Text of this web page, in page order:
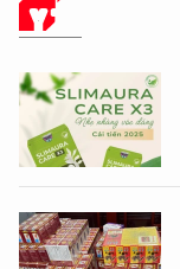
Y TẾ